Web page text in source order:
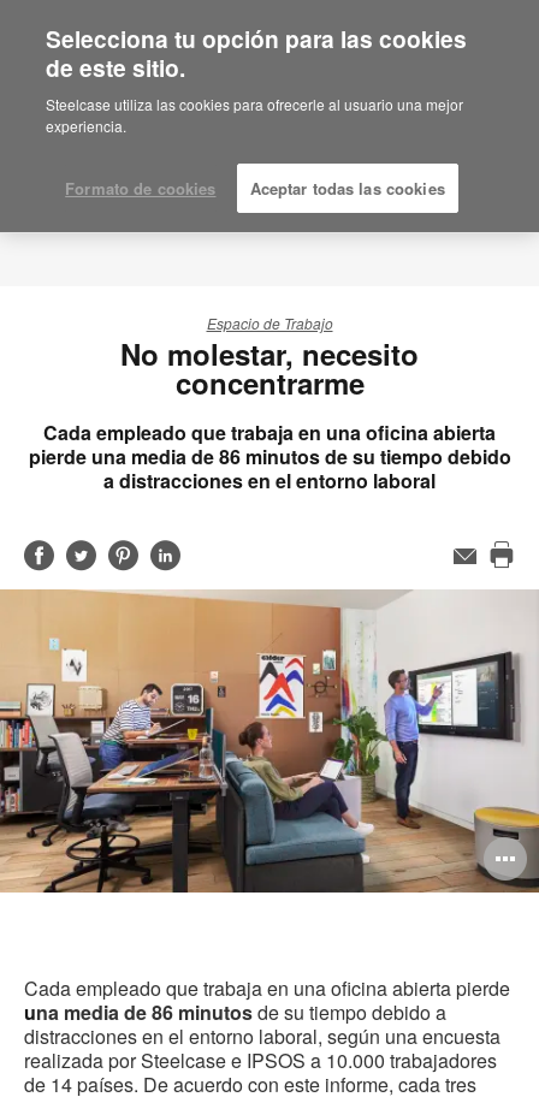
Espacio de Trabajo
No molestar, necesito
concentrarme
Cada empleado que trabaja en una oficina abierta
pierde una media de 86 minutos de su tiempo debido
a distracciones en el entorno laboral
Compartir
en
Compartir
en
Compartir
en
Compartir
en
Email
Cada empleado que trabaja en una oficina abierta pierde
una media de 86 minutosde su tiempo debido a
distracciones en el entorno laboral, según una encuesta
realizada por Steelcase e IPSOS a 10.000 trabajadores
de 14 países. De acuerdo con este informe, cada tres
Selecciona tu opción para las cookies
de este sitio.
Steelcase utiliza las cookies para ofrecerle al usuario una mejor
experiencia.
Formato de cookies Aceptar todas las cookies